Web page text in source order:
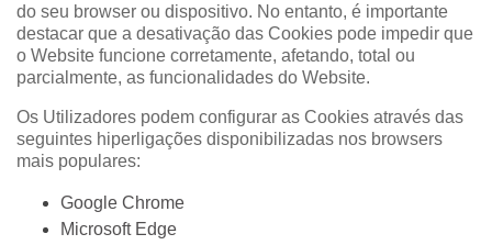
do seu browser ou dispositivo. No entanto, é importante
destacar que a desativação das Cookies pode impedir que
o Website funcione corretamente, afetando, total ou
parcialmente, as funcionalidades do Website.
Os Utilizadores podem configurar as Cookies através das
seguintes hiperligações disponibilizadas nos browsers
mais populares:
Google Chrome
Microsoft Edge